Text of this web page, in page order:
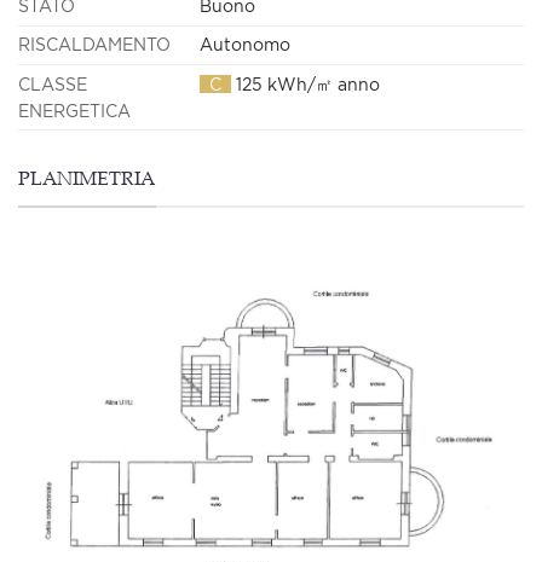
STATO Buono
RISCALDAMENTO Autonomo
CLASSE
ENERGETICA
C 125 kWh/㎡ anno
PLANIMETRIA